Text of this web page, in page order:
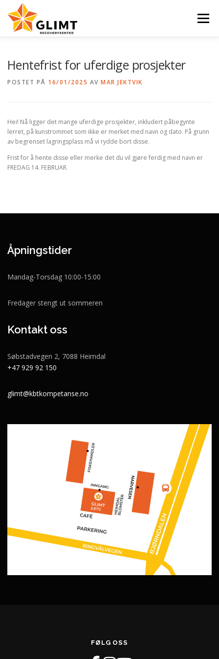
innhold
Meny
Hentefrist for uferdige prosjekter
POSTET PÅ 16/01/2025 AV MAR JEKTVIK
Hei! Nå ligger det mange uferdige prosjekter, inkludert påbegynte
lerret, på kunstrommet som ikke er merket med navn og dato. På grunn
av begrenset lagringsplass må vi rydde bort disse.
Frist for å hente disse eller merke det du vil gjøre ferdig med navn er
FREDAG 14. FEBRUAR.
Åpningstider
Mandag-Torsdag 10:00-15:00
Fredager stengt ut sommeren
Kontakt oss
Søbstadvegen 2, 7088 Heimdal
+47 929 92 150
glimt@kbtkompetanse.no
FØLG OSS